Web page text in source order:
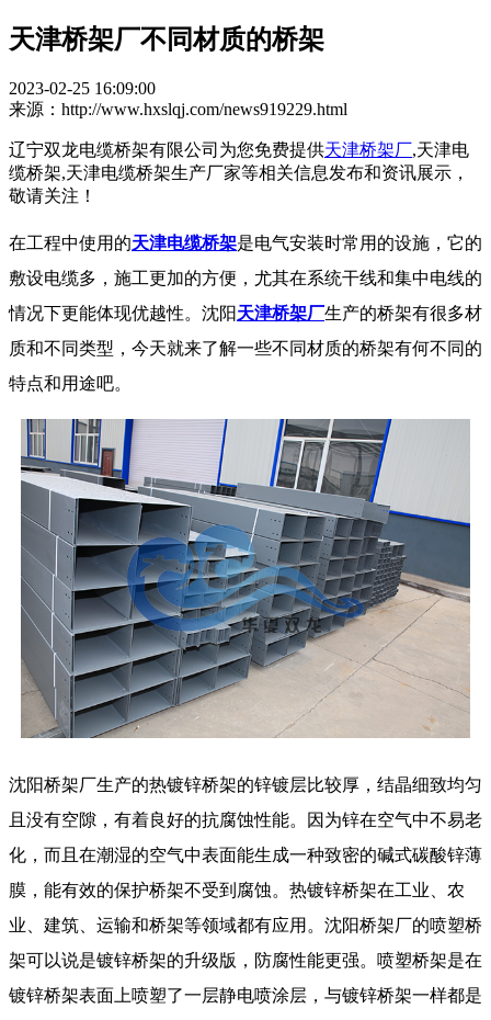
天津桥架厂不同材质的桥架
2023-02-25 16:09:00
来源：http://www.hxslqj.com/news919229.html
辽宁双龙电缆桥架有限公司为您免费提供天津桥架厂,天津电
缆桥架,天津电缆桥架生产厂家等相关信息发布和资讯展示，
敬请关注！
在工程中使用的天津电缆桥架是电气安装时常用的设施，它的
敷设电缆多，施工更加的方便，尤其在系统干线和集中电线的
情况下更能体现优越性。沈阳天津桥架厂生产的桥架有很多材
质和不同类型，今天就来了解一些不同材质的桥架有何不同的
特点和用途吧。
沈阳桥架厂生产的热镀锌桥架的锌镀层比较厚，结晶细致均匀
且没有空隙，有着良好的抗腐蚀性能。因为锌在空气中不易老
化，而且在潮湿的空气中表面能生成一种致密的碱式碳酸锌薄
膜，能有效的保护桥架不受到腐蚀。热镀锌桥架在工业、农
业、建筑、运输和桥架等领域都有应用。沈阳桥架厂的喷塑桥
架可以说是镀锌桥架的升级版，防腐性能更强。喷塑桥架是在
镀锌桥架表面上喷塑了一层静电喷涂层，与镀锌桥架一样都是